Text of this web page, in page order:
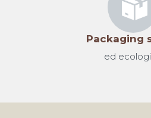
Packaging
ed